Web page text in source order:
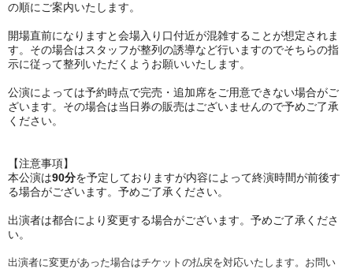
の順にご案内いたします。
︎開場直前になりますと会場入り口付近が混雑することが想定されま
す。その場合はスタッフが整列の誘導など行いますのでそちらの指
示に従って整列いただくようお願いいたします。
︎公演によっては予約時点で完売・追加席をご用意できない場合がご
ざいます。その場合は当日券の販売はございませんので予めご了承
ください。
【注意事項】
︎本公演は90分を予定しておりますが内容によって終演時間が前後す
る場合がございます。予めご了承ください。
︎出演者は都合により変更する場合がございます。予めご了承くださ
い。
︎出演者に変更があった場合はチケットの払戻を対応いたします。お問い